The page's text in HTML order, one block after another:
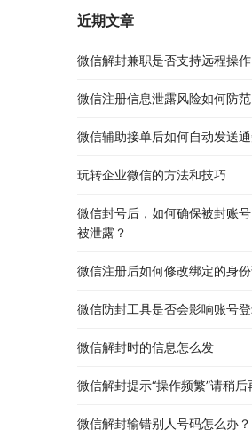
近期文章
微信解封兼职是否支持远程操作
微信注册信息泄露风险如何防范
微信辅助接单后如何自动发送
玩转企业微信的方法和技巧
微信封号后，如何确保被封账
被泄露？
微信注册后如何修改绑定的身
微信防封工具是否会影响账号
微信解封时的信息怎么发
微信解封提示“操作频繁”请稍后
微信解封输错别人号码怎么办？